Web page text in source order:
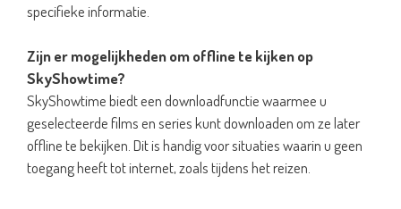
specifieke informatie.
Zijn er mogelijkheden om offline te kijken op
SkyShowtime?
SkyShowtime biedt een downloadfunctie waarmee u
geselecteerde films en series kunt downloaden om ze later
offline te bekijken. Dit is handig voor situaties waarin u geen
toegang heeft tot internet, zoals tijdens het reizen.